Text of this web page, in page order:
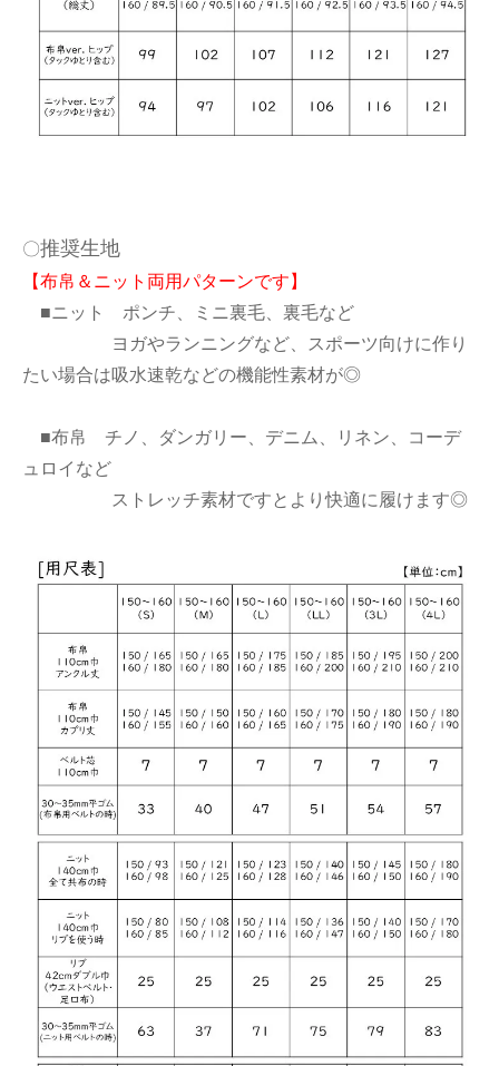
〇推奨生地
【布帛＆ニット両用パターンです】
■ニット ポンチ、ミニ裏毛、裏毛など
ヨガやランニングなど、スポーツ向けに作り
たい場合は吸水速乾などの機能性素材が◎
■布帛 チノ、ダンガリー、デニム、リネン、コーデ
ュロイなど
ストレッチ素材ですとより快適に履けます◎